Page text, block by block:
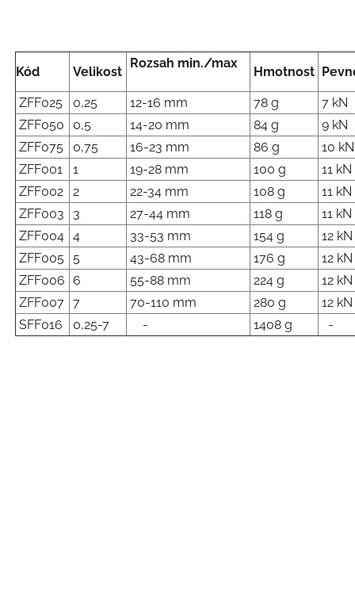
Kód Velikost
Rozsah min./max
Hmotnost
ZFF025 0,25 12-16 mm 78 g
7 kN
ZFF050
0,5 14-20 mm 84 g
9 kN
ZFF075
0,75 16-23 mm 86 g
10 kN
ZFF001
1 19-28 mm 100 g
11 kN
ZFF002
2 22-34 mm 108 g
11 kN
ZFF003
3 27-44 mm 118 g
11 kN
ZFF004 4 33-53 mm 154 g
12 kN
ZFF005
5 43-68 mm 176 g
12 kN
ZFF006 6 55-88 mm 224 g
12 kN
ZFF007 7 70-110 mm 280 g
12 kN
SFF016
0,25-7 - 1408 g -